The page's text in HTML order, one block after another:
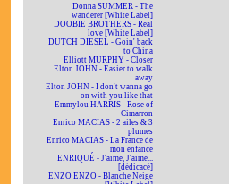
Donna SUMMER - The
wanderer [White Label]
DOOBIE BROTHERS - Real
love [White Label]
DUTCH DIESEL - Goin' back
to China
Elliott MURPHY - Closer
Elton JOHN - Easier to walk
away
Elton JOHN - I don't wanna go
on with you like that
Emmylou HARRIS - Rose of
Cimarron
Enrico MACIAS - 2 ailes & 3
plumes
Enrico MACIAS - La France de
mon enfance
ENRIQUÉ - J'aime, J'aime...
[dédicacé]
ENZO ENZO - Blanche Neige